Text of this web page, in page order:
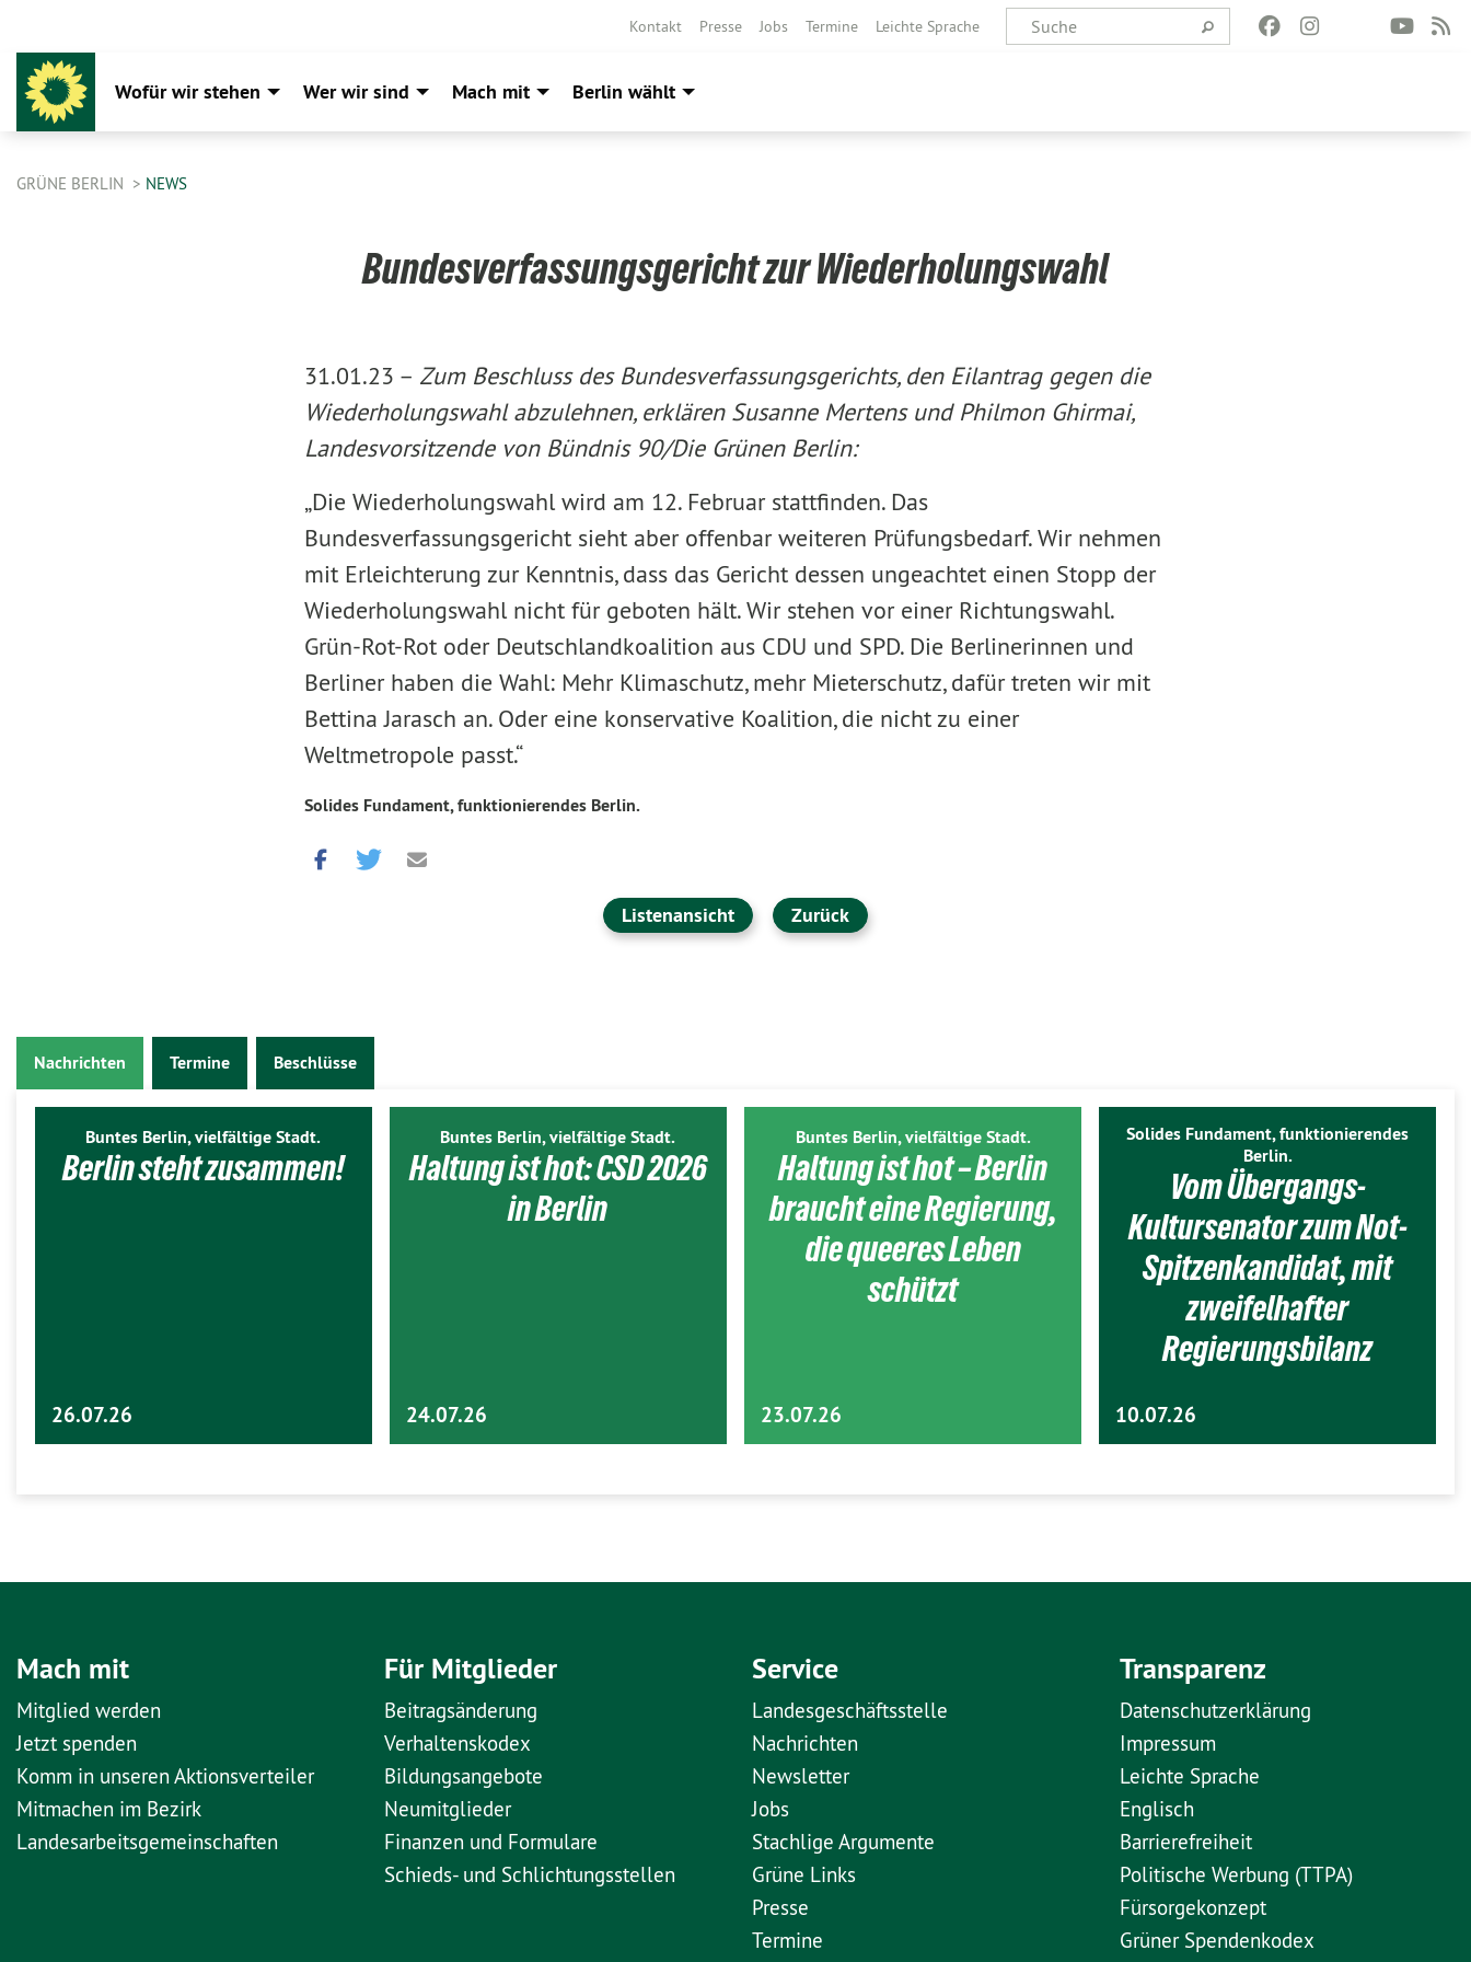
Kontakt Presse Jobs Termine Leichte Sprache
Wofür wir stehen Wer wir sind Mach mit Berlin wählt
GRÜNE BERLIN NEWS
Bundesverfassungsgericht zur Wiederholungswahl
31.01.23 – Zum Beschluss des Bundesverfassungsgerichts, den Eilantrag gegen die
Wiederholungswahl abzulehnen, erklären Susanne Mertens und Philmon Ghirmai,
Landesvorsitzende von Bündnis 90/Die Grünen Berlin:
„Die Wiederholungswahl wird am 12. Februar stattfinden. Das
Bundesverfassungsgericht sieht aber offenbar weiteren Prüfungsbedarf. Wir nehmen
mit Erleichterung zur Kenntnis, dass das Gericht dessen ungeachtet einen Stopp der
Wiederholungswahl nicht für geboten hält. Wir stehen vor einer Richtungswahl.
Grün-Rot-Rot oder Deutschlandkoalition aus CDU und SPD. Die Berlinerinnen und
Berliner haben die Wahl: Mehr Klimaschutz, mehr Mieterschutz, dafür treten wir mit
Bettina Jarasch an. Oder eine konservative Koalition, die nicht zu einer
Weltmetropole passt.“
Solides Fundament, funktionierendes Berlin.
Listenansicht Zurück
Nachrichten Termine Beschlüsse
Buntes Berlin, vielfältige Stadt.
Berlin steht zusammen!
26.07.26
Buntes Berlin, vielfältige Stadt.
Haltung ist hot: CSD 2026
in Berlin
24.07.26
Buntes Berlin, vielfältige Stadt.
Haltung ist hot – Berlin
braucht eine Regierung,
die queeres Leben
schützt
23.07.26
Solides Fundament, funktionierendes
Berlin.
Vom Übergangs-
Kultursenator zum Not-
Spitzenkandidat, mit
zweifelhafter
Regierungsbilanz
10.07.26
Mach mit
Mitglied werden
Jetzt spenden
Komm in unseren Aktionsverteiler
Mitmachen im Bezirk
Landesarbeitsgemeinschaften
Für Mitglieder
Beitragsänderung
Verhaltenskodex
Bildungsangebote
Neumitglieder
Finanzen und Formulare
Schieds- und Schlichtungsstellen
Service
Landesgeschäftsstelle
Nachrichten
Newsletter
Jobs
Stachlige Argumente
Grüne Links
Presse
Termine
Transparenz
Datenschutzerklärung
Impressum
Leichte Sprache
Englisch
Barrierefreiheit
Politische Werbung (TTPA)
Fürsorgekonzept
Grüner Spendenkodex